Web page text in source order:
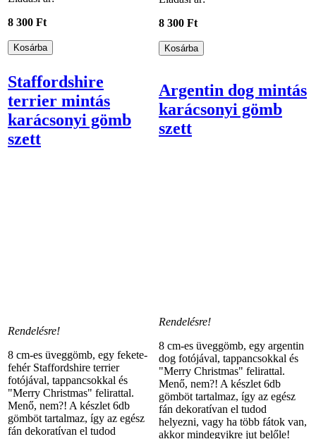
8 300 Ft
8 300 Ft
Staffordshire
terrier mintás
karácsonyi gömb
szett
Rendelésre!
8 cm-es üveggömb, egy fekete-
fehér Staffordshire terrier
fotójával, tappancsokkal és
"Merry Christmas" felirattal.
Menő, nem?! A készlet 6db
gömböt tartalmaz, így az egész
fán dekoratívan el tudod
Argentin dog mintás
karácsonyi gömb
szett
Rendelésre!
8 cm-es üveggömb, egy argentin
dog fotójával, tappancsokkal és
"Merry Christmas" felirattal.
Menő, nem?! A készlet 6db
gömböt tartalmaz, így az egész
fán dekoratívan el tudod
helyezni, vagy ha több fátok van,
akkor mindegyikre jut belőle!